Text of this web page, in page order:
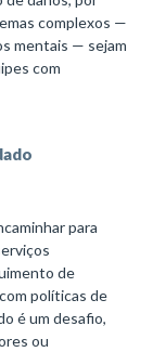
complexos —
mentais — sejam
com
para
de
políticas de
é um desafio,
ou